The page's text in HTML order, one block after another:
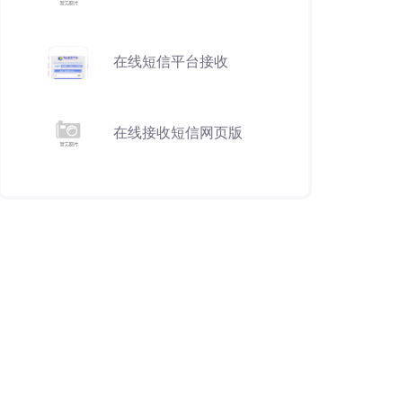
在线短信平台接收
在线接收短信网页版